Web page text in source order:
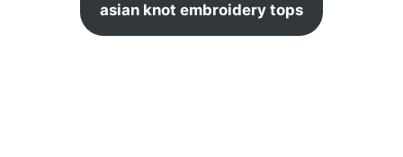
asian knot embroidery tops